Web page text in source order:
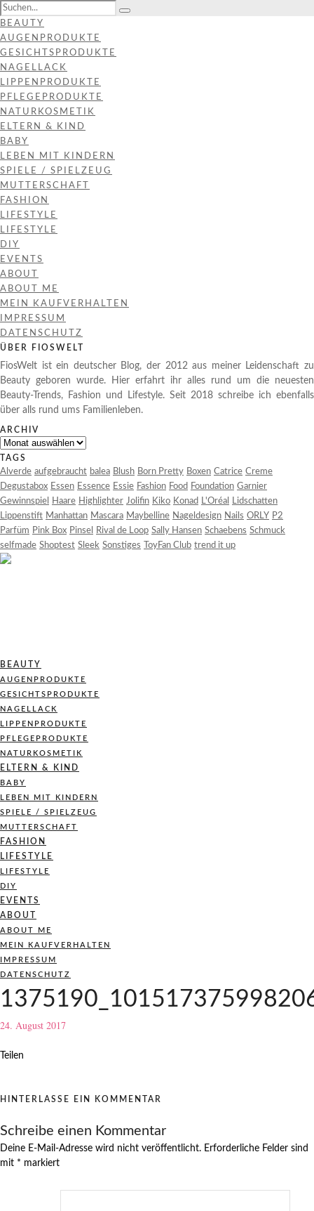
BEAUTY
AUGENPRODUKTE
GESICHTSPRODUKTE
NAGELLACK
LIPPENPRODUKTE
PFLEGEPRODUKTE
NATURKOSMETIK
ELTERN & KIND
BABY
LEBEN MIT KINDERN
SPIELE / SPIELZEUG
MUTTERSCHAFT
FASHION
LIFESTYLE
LIFESTYLE
DIY
EVENTS
ABOUT
ABOUT ME
MEIN KAUFVERHALTEN
IMPRESSUM
DATENSCHUTZ
ÜBER FIOSWELT
FiosWelt ist ein deutscher Blog, der 2012 aus meiner Leidenschaft zu
Beauty geboren wurde. Hier erfahrt ihr alles rund um die neuesten
Beauty-Trends, Fashion und Lifestyle. Seit 2018 schreibe ich ebenfalls
über alls rund ums Familienleben.
ARCHIV
Archiv
TAGS
Alverde aufgebraucht balea Blush Born Pretty Boxen Catrice Creme
Degustabox Essen Essence Essie Fashion Food Foundation Garnier
Gewinnspiel
Haare Highlighter Jolifin Kiko Konad L'Oréal
Lidschatten
Lippenstift Manhattan Mascara Maybelline Nageldesign Nails ORLY P2
Parfüm Pink Box Pinsel Rival de Loop Sally Hansen Schaebens Schmuck
selfmade Shoptest Sleek Sonstiges ToyFan Club trend it up
BEAUTY
AUGENPRODUKTE
GESICHTSPRODUKTE
NAGELLACK
LIPPENPRODUKTE
PFLEGEPRODUKTE
NATURKOSMETIK
ELTERN & KIND
BABY
LEBEN MIT KINDERN
SPIELE / SPIELZEUG
MUTTERSCHAFT
FASHION
LIFESTYLE
LIFESTYLE
DIY
EVENTS
ABOUT
ABOUT ME
MEIN KAUFVERHALTEN
IMPRESSUM
DATENSCHUTZ
24. August 2017
Teilen
HINTERLASSE EIN KOMMENTAR
Schreibe einen Kommentar
Deine E-Mail-Adresse wird nicht veröffentlicht. Erforderliche Felder sind
mit * markiert